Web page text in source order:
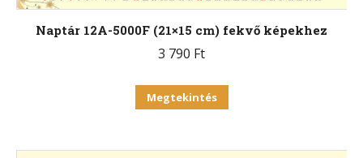
Naptár 12A-5000F (21×15 cm) fekvő képekhez
3 790 Ft
Megtekintés